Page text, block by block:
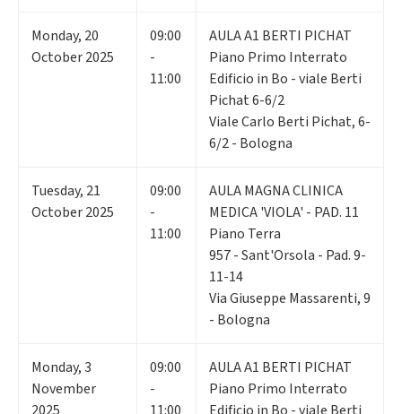
Monday, 20
October 2025
09:00
-
11:00
AULA A1 BERTI PICHAT
Piano Primo Interrato
Edificio in Bo - viale Berti
Pichat 6-6/2
Viale Carlo Berti Pichat, 6-
6/2 - Bologna
Tuesday, 21
October 2025
09:00
-
11:00
AULA MAGNA CLINICA
MEDICA 'VIOLA' - PAD. 11
Piano Terra
957 - Sant'Orsola - Pad. 9-
11-14
Via Giuseppe Massarenti, 9
- Bologna
Monday,3
November
09:00
-
AULA A1 BERTI PICHAT
Piano Primo Interrato